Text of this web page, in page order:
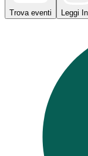
Trova eventi Leggi